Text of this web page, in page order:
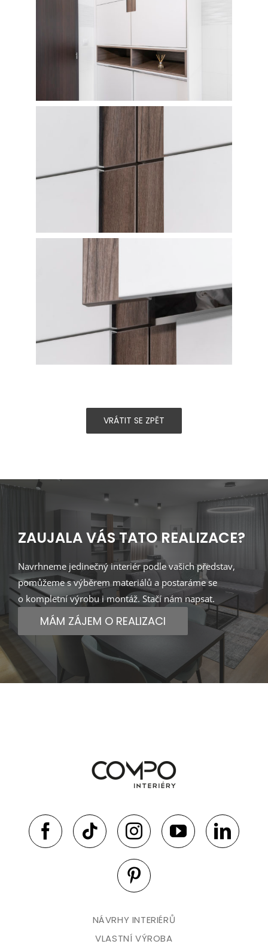
VRÁTIT SE ZPĚT
ZAUJALA VÁS TATO REALIZACE?
Navrhneme jedinečný interiér podle vašich představ,
pomůžeme s výběrem materiálů a postaráme se
o kompletní výrobu i montáž. Stačí nám napsat.
MÁM ZÁJEM O REALIZACI
NÁVRHY INTERIÉRŮ
VLASTNÍ VÝROBA